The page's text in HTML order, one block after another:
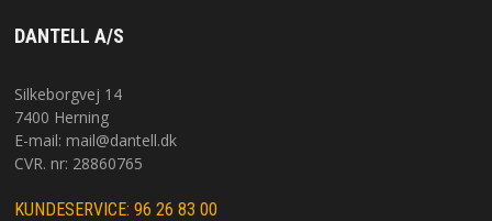
DANTELL A/S
Silkeborgvej 14
7400 Herning
E-mail: mail@dantell.dk
CVR. nr: 28860765
KUNDESERVICE: 96 26 83 00